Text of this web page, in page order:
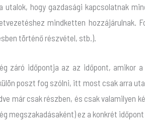
utalok, hogy gazdasági kapcsolatnak
mindketten hozzájárulnak.
történő részvétel, stb.).
záró időpontja az az időpont, amikor
poszt fog szólni, itt most csak arra
már csak részben, és csak valamilyen
megszakadásaként) ez a konkrét